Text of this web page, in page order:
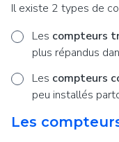
Il existe 2 types de
Les compteurs
plus répandus
Les compteurs
peu installés
Les